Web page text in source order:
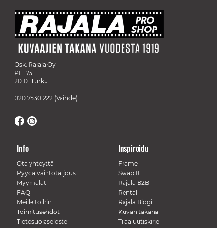
Osk. Rajala Oy
PL 175
20101 Turku
020 7530 222 (Vaihde)
Info
Ota yhteyttä
Pyydä vaihtotarjous
Myymälät
FAQ
Meille töihin
Toimitusehdot
Tietosuojaseloste
Inspiroidu
Frame
Swap It
Rajala B2B
Rental
Rajala Blogi
Kuvan takana
Tilaa uutiskirje